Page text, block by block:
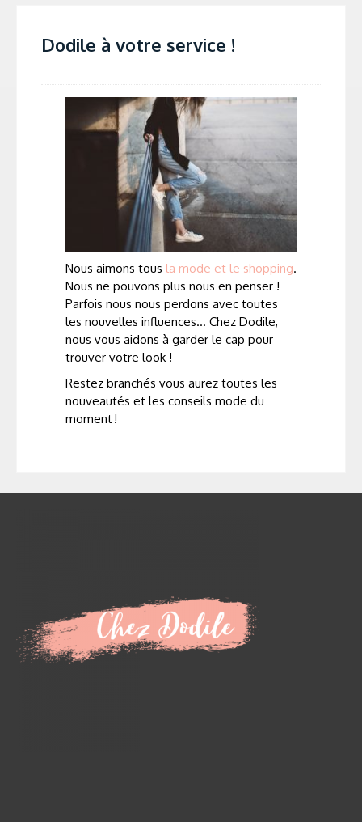
Dodile à votre service !
Nous aimons tous la mode et le shopping.
Nous ne pouvons plus nous en penser !
Parfois nous nous perdons avec toutes
les nouvelles influences… Chez Dodile,
nous vous aidons à garder le cap pour
trouver votre look !
Restez branchés vous aurez toutes les
nouveautés et les conseils mode du
moment !